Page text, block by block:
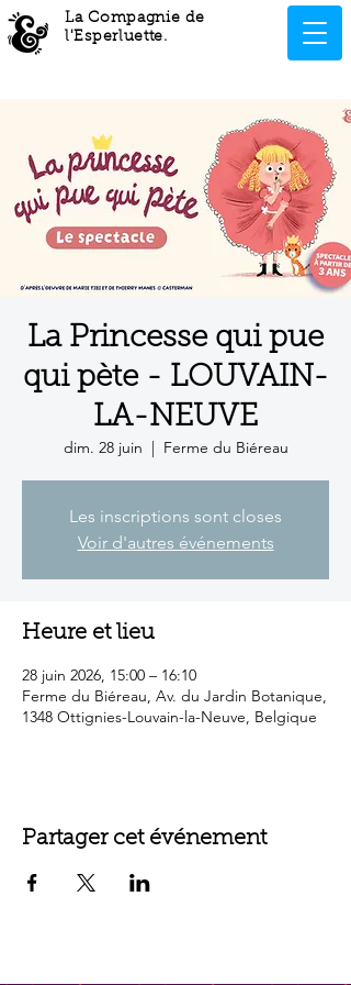
La Compagnie de
l'Esperluette.
La Princesse qui pue
qui pète - LOUVAIN-
LA-NEUVE
dim. 28 juin
  |
Ferme du Biéreau
Les inscriptions sont closes
Voir d'autres événements
Heure et lieu
28 juin 2026, 15:00 – 16:10
Ferme du Biéreau, Av. du Jardin Botanique,
1348 Ottignies-Louvain-la-Neuve, Belgique
Partager cet événement